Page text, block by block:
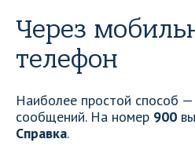
Через
телефон
Наиболее простой способ
сообщений. На номер 900
Справка.